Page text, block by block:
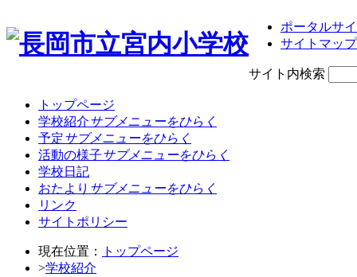
ポータルサ
サイトマップ
サイト内検索
トップページ
学校紹介サブメニューをひらく
予定サブメニューをひらく
活動の様子サブメニューをひらく
学校日記
おたより サブメニューをひらく
リンク
サイトポリシー
現在位置：
トップページ
>学校紹介